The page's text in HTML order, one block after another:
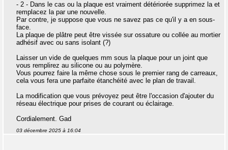
- 2 - Dans le cas ou la plaque est vraiment détériorée supprimez la et
remplacez la par une nouvelle.
Par contre, je suppose que vous ne savez pas ce qu'il y a en sous-
face.
La plaque de plâtre peut être vissée sur ossature ou collée au mortier
adhésif avec ou sans isolant (?)
Laisser un vide de quelques mm sous la plaque pour un joint que
vous remplirez au silicone ou au polymère.
Vous pourrez faire la même chose sous le premier rang de carreaux,
cela vous fera une parfaite étanchéité avec le plan de travail.
La modification que vous prévoyez peut être l'occasion d'ajouter du
réseau électrique pour prises de courant ou éclairage.
Cordialement. Gad
03 décembre 2025 à 16:04